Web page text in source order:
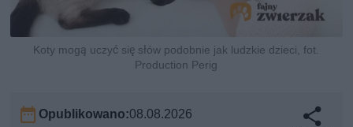
Koty mogą uczyć się słów podobnie jak ludzkie dzieci, fot.
Production Perig
Opublikowano:08.08.2026